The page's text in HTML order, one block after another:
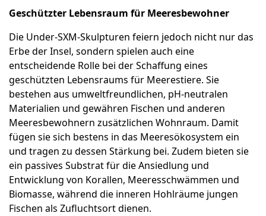
Geschützter Lebensraum für Meeresbewohner
Die Under-SXM-Skulpturen feiern jedoch nicht nur das
Erbe der Insel, sondern spielen auch eine
entscheidende Rolle bei der Schaffung eines
geschützten Lebensraums für Meerestiere. Sie
bestehen aus umweltfreundlichen, pH-neutralen
Materialien und gewähren Fischen und anderen
Meeresbewohnern zusätzlichen Wohnraum. Damit
fügen sie sich bestens in das Meeresökosystem ein
und tragen zu dessen Stärkung bei. Zudem bieten sie
ein passives Substrat für die Ansiedlung und
Entwicklung von Korallen, Meeresschwämmen und
Biomasse, während die inneren Hohlräume jungen
Fischen als Zufluchtsort dienen.